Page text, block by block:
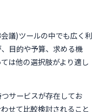
議)ツールの中でも広く利
目的や予算、求める機
は他の選択肢がより適し
サービスが存在してお
せて比較検討されること